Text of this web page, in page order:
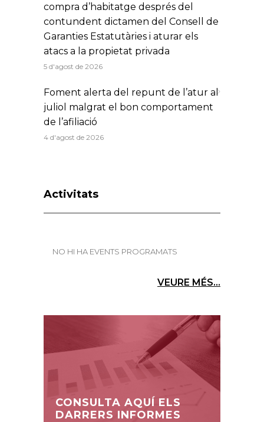
compra d’habitatge després del
contundent dictamen del Consell de
Garanties Estatutàries i aturar els
atacs a la propietat privada
5 d'agost de 2026
Foment alerta del repunt de l’atur al
juliol malgrat el bon comportament
de l’afiliació
4 d'agost de 2026
Activitats
NO HI HA EVENTS PROGRAMATS
VEURE MÉS...
CONSULTA AQUÍ ELS
DARRERS INFORMES